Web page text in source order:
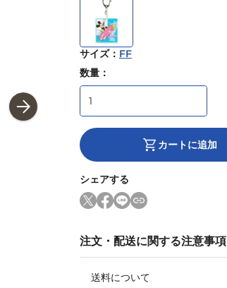
サイズ： FF
数量：
カートに追加
シェアする
注文・配送に関する注意事項
送料について